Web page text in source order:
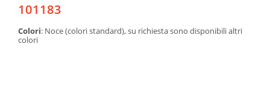
101183
Colori: Noce (colori standard), su richiesta sono disponibili altri
colori